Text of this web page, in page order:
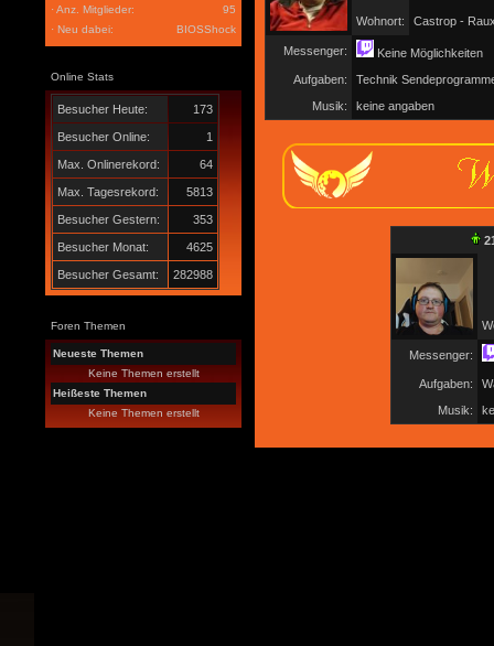
· Anz. Mitglieder:
95
· Neu dabei:
BIOSShock
Online Stats
Besucher Heute: 173
Besucher Online: 1
Max. Onlinerekord: 64
Max. Tagesrekord: 5813
Besucher Gestern: 353
Besucher Monat: 4625
Besucher Gesamt: 282988
Foren Themen
Neueste Themen
Keine Themen erstellt
Heißeste Themen
Keine Themen erstellt
Wohnort: Castrop -
Messenger:
Keine Möglichkeiten
Aufgaben:
Technik
Musik:
keine angaben
Messenger:
Aufgaben:
Musik: